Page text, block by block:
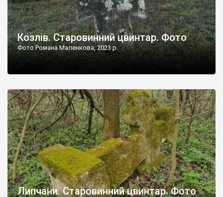
Козлів. Старовинний цвинтар. Фото
Фото Романа Маленкова, 2023 р.
Липчани. Старовинний цвинтар. Фото